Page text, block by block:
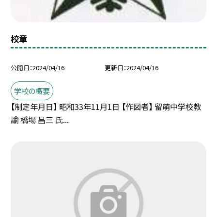
校章
公開日 2024/04/16 更新日 2024/04/16
学校の概要
【制定年月日】 昭和33年11月1日 【作図者】 留萌中学校教
諭 橋場 昌三 氏...